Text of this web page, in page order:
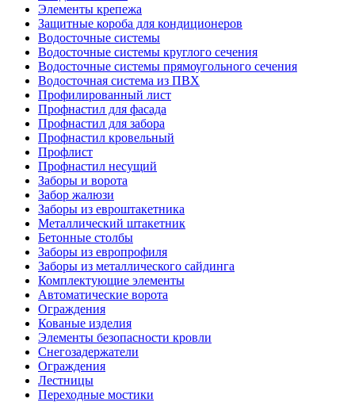
Элементы крепежа
Защитные короба для кондиционеров
Водосточные системы
Водосточные системы круглого сечения
Водосточные системы прямоугольного сечения
Водосточная система из ПВХ
Профилированный лист
Профнастил для фасада
Профнастил для забора
Профнастил кровельный
Профлист
Профнастил несущий
Заборы и ворота
Забор жалюзи
Заборы из евроштакетника
Металлический штакетник
Бетонные столбы
Заборы из европрофиля
Заборы из металлического сайдинга
Комплектующие элементы
Автоматические ворота
Ограждения
Кованые изделия
Элементы безопасности кровли
Снегозадержатели
Ограждения
Лестницы
Переходные мостики